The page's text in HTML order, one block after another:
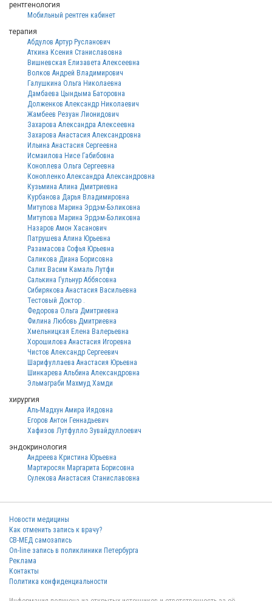
рентгенология
Мобильный рентген кабинет
терапия
Абдулов Артур Русланович
Аткина Ксения Станиславовна
Вишневская Елизавета Алексеевна
Волков Андрей Владимирович
Галушкина Ольга Николаевна
Дамбаева Цындыма Баторовна
Долженков Александр Николаевич
Жамбеев Резуан Лионидович
Захарова Александра Алексеевна
Захарова Анастасия Александровна
Ильина Анастасия Сергеевна
Исмаилова Нисе Габибовна
Коноплева Ольга Сергеевна
Конопленко Александра Александровна
Кузьмина Алина Дмитриевна
Курбанова Дарья Владимировна
Митупова Марина Эрдэм-Бэликовна
Митупова Марина Эрдэм-Бэликовна
Назаров Амон Хасанович
Патрушева Алина Юрьевна
Разамасова Софья Юрьевна
Саликова Диана Борисовна
Салих Васим Камаль Лутфи
Салькина Гульнур Аббясовна
Сибирякова Анастасия Васильевна
Тестовый Доктор .
Федорова Ольга Дмитриевна
Филина Любовь Дмитриевна
Хмельницкая Елена Валерьевна
Хорошилова Анастасия Игоревна
Чистов Александр Сергеевич
Шарифуллаева Анастасия Юрьевна
Шинкарева Альбина Александровна
Эльмаграби Махмуд Хамди
хирургия
Аль-Мадхун Амира Иядовна
Егоров Антон Геннадьевич
Хафизов Лутфулло Зувайдуллоевич
эндокринология
Андреева Кристина Юрьевна
Мартиросян Маргарита Борисовна
Сулекова Анастасия Станиславовна
Новости медицины
Как отменить запись к врачу?
СВ-МЕД самозапись
On-line запись в поликлиники Петербурга
Реклама
Контакты
Политика конфиденциальности